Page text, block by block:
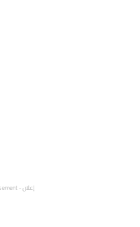
إعلان - Advertisement